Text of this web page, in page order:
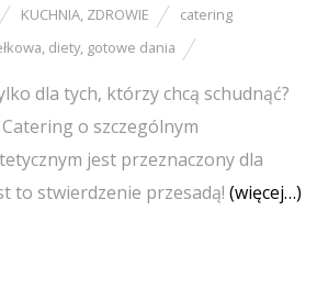
KUCHNIA, ZDROWIE
catering
, diety, gotowe dania
dla tych, którzy chcą schudnąć?
o szczególnym
jest przeznaczony dla
to stwierdzenie przesadą!(więcej…)